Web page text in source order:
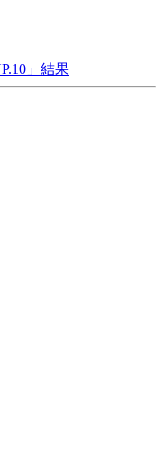
」結果